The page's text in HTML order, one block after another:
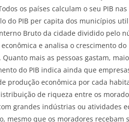
os países calculam o seu PIB
do PIB per capita dos municípios
Bruto da cidade dividido pelo
e analisa o crescimento
Quanto mais as pessoas gastam,
do PIB indica ainda que
produção econômica por cada
de riqueza entre os
grandes indústrias ou atividades
mesmo que os moradores recebam